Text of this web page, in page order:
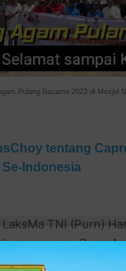
Pulang Basamo 2023 di
tentang
Se-Indonesia
TNI (Purn)
program Rang
Perantau Agam